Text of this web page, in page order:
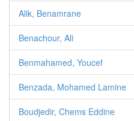
Alik, Benamrane
Benachour, Ali
Benmahamed, Youcef
Benzada, Mohamed Lamine
Boudjedir, Chems Eddine